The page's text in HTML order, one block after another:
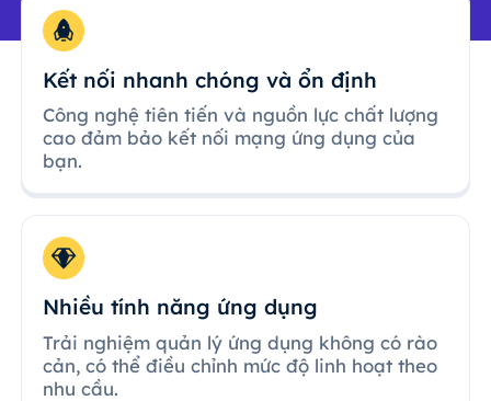
Kết nối nhanh chóng và ổn định
Công nghệ tiên tiến và nguồn lực chất lượng
cao đảm bảo kết nối mạng ứng dụng của
bạn.
Nhiều tính năng ứng dụng
Trải nghiệm quản lý ứng dụng không có rào
cản, có thể điều chỉnh mức độ linh hoạt theo
nhu cầu.